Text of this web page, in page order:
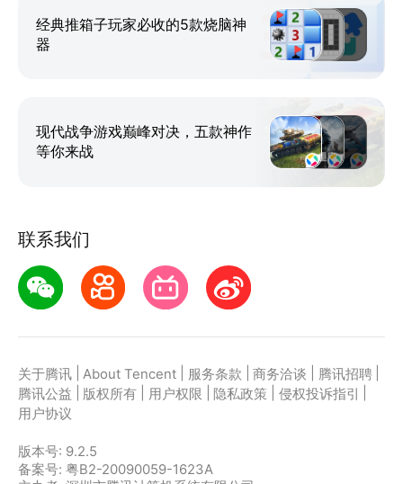
经典推箱子玩家必收的5款烧脑神
器
现代战争游戏巅峰对决，五款神作
等你来战
联系我们
关于腾讯 About Tencent 服务条款 商务洽谈 腾讯招聘
腾讯公益
版权所有 用户权限 隐私政策 侵权投诉指引
用户协议
版本号: 9.2.5
备案号: 粤B2-20090059-1623A